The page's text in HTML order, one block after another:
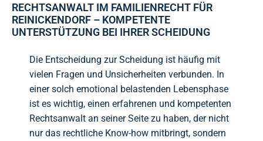
RECHTSANWALT IM FAMILIENRECHT FÜR
REINICKENDORF – KOMPETENTE
UNTERSTÜTZUNG BEI IHRER SCHEIDUNG
Die Entscheidung zur Scheidung ist häufig mit
vielen Fragen und Unsicherheiten verbunden. In
einer solch emotional belastenden Lebensphase
ist es wichtig, einen erfahrenen und kompetenten
Rechtsanwalt an seiner Seite zu haben, der nicht
nur das rechtliche Know-how mitbringt, sondern